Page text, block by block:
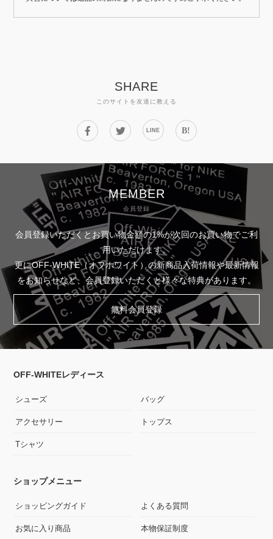
SHARE
このサイトを友達に教える
LINE B!
MEMBER
会員登録
会員登録いただくとお買い物金額の1%が次回のお買い物でご利
用いただけます。
更にOFF-WHITE（オフホワイト）の新商品入荷情報や最新情報
をお知らせなど、会員登録いただくと様々な特典があります。
無料会員登録
OFF-WHITEレディース
シューズ バッグ
アクセサリー トップス
Tシャツ
ショップメニュー
ショッピングガイド よくある質問
お気に入り商品 本物保証制度